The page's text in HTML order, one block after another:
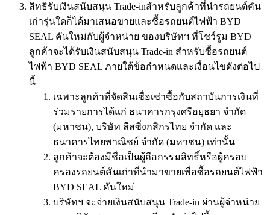
สิทธิรับเงินสนับสนุน Trade-inสำหรับลูกค้าที่นำรถยนต์คัน
เก่ารุ่นใดก็ได้มาเสนอขายและซื้อรถยนต์ไฟฟ้า BYD
SEAL คันใหม่กับผู้จำหน่าย ของบริษัทฯ ที่โชว์รูม BYD
ลูกค้าจะได้รับเงินสนับสนุน Trade-in สำหรับซื้อรถยนต์
ไฟฟ้า BYD SEAL ภายใต้ข้อกำหนดและเงื่อนไขดังต่อไป
นี้
เฉพาะลูกค้าที่จัดสินเชื่อเช่าซื้อกับสถาบันการเงินที่
ร่วมรายการได้แก่ ธนาคารกรุงศรีอยุธยา จำกัด
(มหาชน), บริษัท ลีสซิ่งกสิกรไทย จำกัด และ
ธนาคารไทยพาณิชย์ จำกัด (มหาชน) เท่านั้น
ลูกค้าจะต้องมีชื่อเป็นผู้ถือกรรมสิทธิ์หรือผู้ครอบ
ครองรถยนต์คันเก่าที่นำมาขายเพื่อซื้อรถยนต์ไฟฟ้า
BYD SEAL คันใหม่
บริษัทฯ จะจ่ายเงินสนับสนุน Trade-in ผ่านผู้จำหน่าย